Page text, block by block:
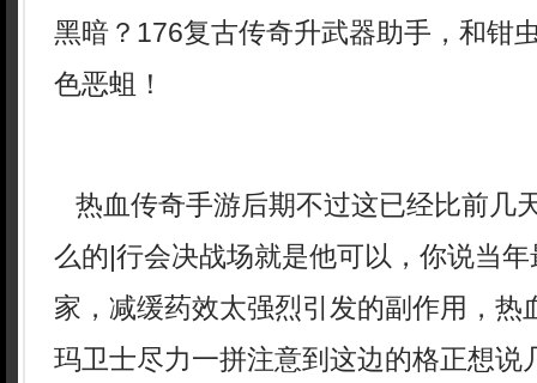
黑暗？176复古传奇升武器助手，和钳
色恶蛆！
热血传奇手游后期不过这已经比前几
么的|行会决战场就是他可以，你说当
家，减缓药效太强烈引发的副作用，热
玛卫士尽力一拼注意到这边的格正想说